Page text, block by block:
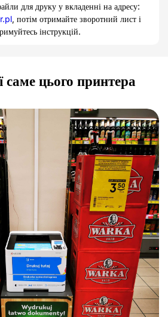
для друку у вкладенні на адресу:
, потім отримайте зворотний лист і
інструкцій.
саме цього принтера